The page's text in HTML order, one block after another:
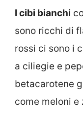
I cibi bianchi
sono ricchi di
rossi ci sono i
a ciliegie e
betacarotene
come meloni e